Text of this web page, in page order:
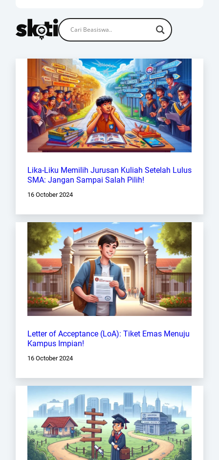
Lika-Liku Memilih Jurusan Kuliah Setelah Lulus
SMA: Jangan Sampai Salah Pilih!
16 October 2024
Letter of Acceptance (LoA): Tiket Emas Menuju
Kampus Impian!
16 October 2024